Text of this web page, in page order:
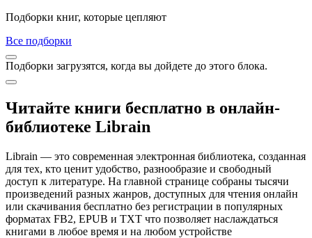
Подборки книг, которые цепляют
Все подборки
Подборки загрузятся, когда вы дойдете до этого блока.
Читайте книги бесплатно в онлайн-
библиотеке Librain
Librain — это современная электронная библиотека, созданная
для тех, кто ценит удобство, разнообразие и свободный
доступ к литературе. На главной странице собраны тысячи
произведений разных жанров, доступных для чтения онлайн
или скачивания бесплатно без регистрации в популярных
форматах FB2, EPUB и TXT что позволяет наслаждаться
книгами в любое время и на любом устройстве